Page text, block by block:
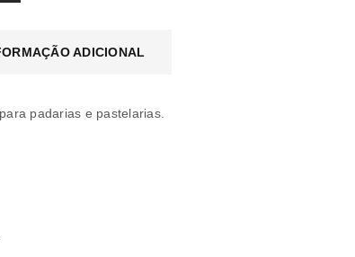
ADICIONAL
padarias e pastelarias.